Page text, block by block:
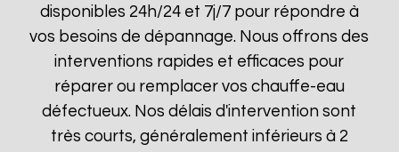
disponibles 24h/24 et 7j/7 pour répondre à
vos besoins de dépannage. Nous offrons des
interventions rapides et efficaces pour
réparer ou remplacer vos chauffe-eau
défectueux. Nos délais d'intervention sont
très courts, généralement inférieurs à 2